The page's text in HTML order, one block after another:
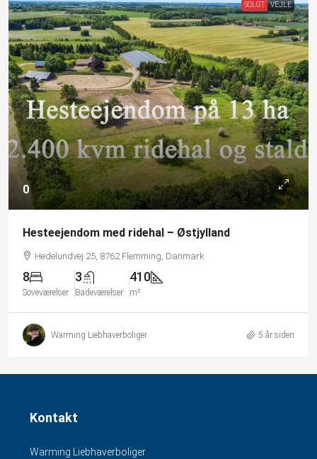
SOLGT VEJLE
0
Hesteejendom med ridehal – Østjylland
Hedelundvej 25, 8762 Flemming, Danmark
8
Soveværelser
3
Badeværelser
410
m²
Warming Liebhaverboliger 5 år siden
Kontakt
Warming Liebhaverboliger